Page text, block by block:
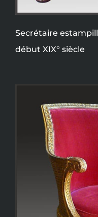
Secrétaire
début XIX° siècle